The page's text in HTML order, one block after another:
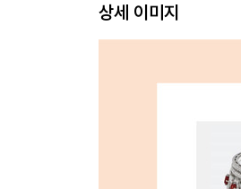
17 21세기 현재, 주얼리
TIP 합성 다이아몬드의
상세 이미지